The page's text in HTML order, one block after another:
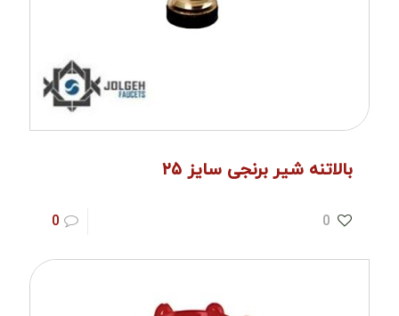
بالاتنه شیر برنجی سایز ۲۵
0
0